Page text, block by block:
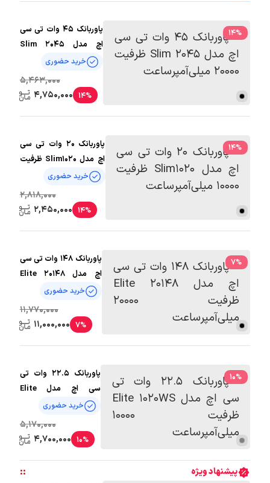
%
14
پاوربانک 45 وات تی سی
اچ مدل Slim 2045
خرید حضوری
5,463,000
14%
4,750,000
%
14
پاوربانک 20 وات تی سی
اچ مدل Slim1020 ظرفیت
10000 میلی‌آمپرساعتخرید حضوری
2,818,000
14%
2,450,000
%
7
پاوربانک 148 وات تی سی
اچ مدل Elite 20148
خرید حضوری
11,770,000
7%
11,000,000
%
10
پاوربانک 22.5 وات تی
سی اچ مدل Elite
خرید حضوری
5,170,000
10%
4,700,000
پیشنهاد ویژه ::